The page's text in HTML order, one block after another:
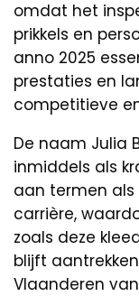
omdat het
prikkels en
anno 2025
prestaties en
competitieve
De naam Julia
inmiddels als
aan termen
carrière,
zoals deze
blijft
Vlaanderen